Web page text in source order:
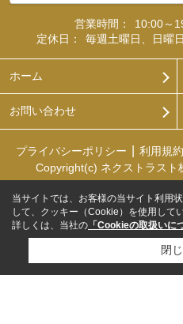
営業時間：
10:00～
定休日：
毎週土曜日、日曜
ホーム
お問い合わせ
プライバシーポリシー 利用規約
Copyright(c) ネクストラス
当サイトでは、お客様の当サイト利用
して、クッキー（Cookie）を使用してい
詳しくは、当社の 「Cookieの取扱いに
閉